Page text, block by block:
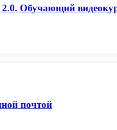
Обучающий
почтой